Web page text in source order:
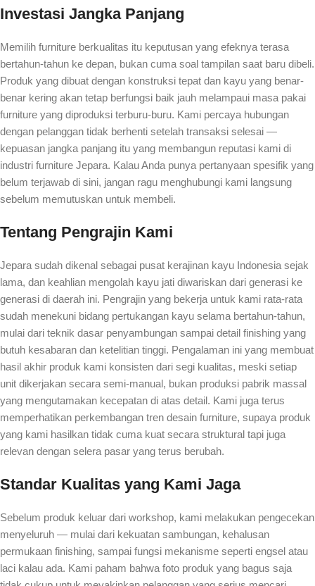
Investasi Jangka Panjang
Memilih furniture berkualitas itu keputusan yang efeknya terasa
bertahun-tahun ke depan, bukan cuma soal tampilan saat baru dibeli.
Produk yang dibuat dengan konstruksi tepat dan kayu yang benar-
benar kering akan tetap berfungsi baik jauh melampaui masa pakai
furniture yang diproduksi terburu-buru. Kami percaya hubungan
dengan pelanggan tidak berhenti setelah transaksi selesai —
kepuasan jangka panjang itu yang membangun reputasi kami di
industri furniture Jepara. Kalau Anda punya pertanyaan spesifik yang
belum terjawab di sini, jangan ragu menghubungi kami langsung
sebelum memutuskan untuk membeli.
Tentang Pengrajin Kami
Jepara sudah dikenal sebagai pusat kerajinan kayu Indonesia sejak
lama, dan keahlian mengolah kayu jati diwariskan dari generasi ke
generasi di daerah ini. Pengrajin yang bekerja untuk kami rata-rata
sudah menekuni bidang pertukangan kayu selama bertahun-tahun,
mulai dari teknik dasar penyambungan sampai detail finishing yang
butuh kesabaran dan ketelitian tinggi. Pengalaman ini yang membuat
hasil akhir produk kami konsisten dari segi kualitas, meski setiap
unit dikerjakan secara semi-manual, bukan produksi pabrik massal
yang mengutamakan kecepatan di atas detail. Kami juga terus
memperhatikan perkembangan tren desain furniture, supaya produk
yang kami hasilkan tidak cuma kuat secara struktural tapi juga
relevan dengan selera pasar yang terus berubah.
Standar Kualitas yang Kami Jaga
Sebelum produk keluar dari workshop, kami melakukan pengecekan
menyeluruh — mulai dari kekuatan sambungan, kehalusan
permukaan finishing, sampai fungsi mekanisme seperti engsel atau
laci kalau ada. Kami paham bahwa foto produk yang bagus saja